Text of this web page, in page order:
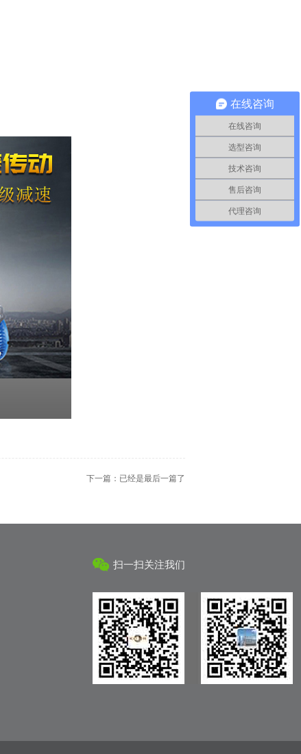
下一篇：已经是最后一篇了
扫一扫关注我们
在线咨询
在线咨询
选型咨询
技术咨询
售后咨询
代理咨询